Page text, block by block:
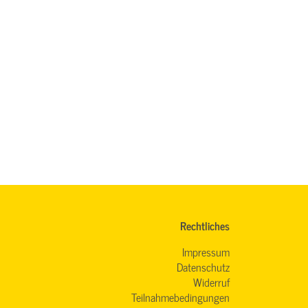
Rechtliches
Impressum
Datenschutz
Widerruf
Teilnahmebedingungen